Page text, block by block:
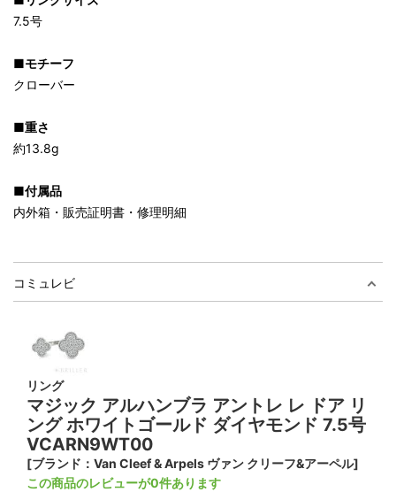
7.5号
■モチーフ
クローバー
■重さ
約13.8g
■付属品
内外箱・販売証明書・修理明細
コミュレビ
リング
マジック アルハンブラ アントレ レ ドア リ
ング ホワイトゴールド ダイヤモンド 7.5号
VCARN9WT00
[ブランド：Van Cleef & Arpels ヴァン クリーフ&アーペル]
この商品のレビューが0件あります